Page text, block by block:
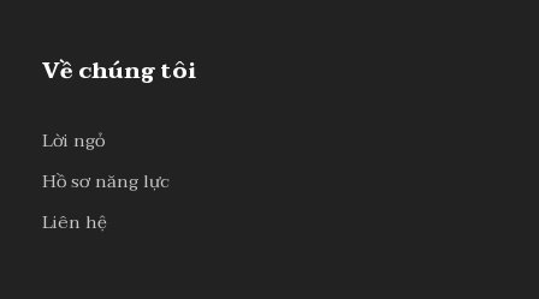
Về chúng tôi
Lời ngỏ
Hồ sơ năng lực
Liên hệ